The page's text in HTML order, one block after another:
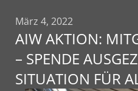
März 4, 2022
AIW AKTION:
– SPENDE
SITUATION FÜR